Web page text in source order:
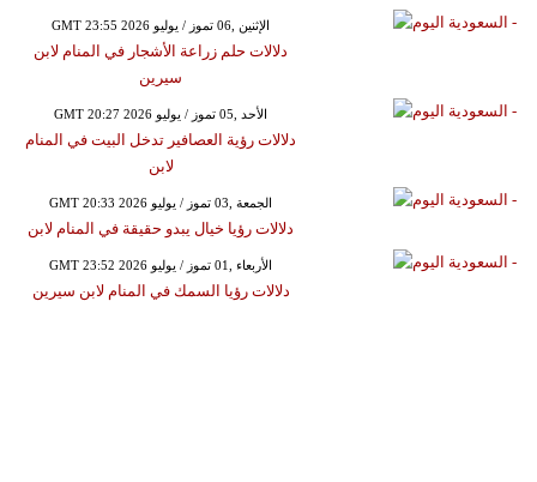
GMT 23:55 2026 الإثنين ,06 تموز / يوليو
دلالات حلم زراعة الأشجار في المنام لابن
سيرين
GMT 20:27 2026 الأحد ,05 تموز / يوليو
دلالات رؤية العصافير تدخل البيت في المنام
لابن
GMT 20:33 2026 الجمعة ,03 تموز / يوليو
دلالات رؤيا خيال يبدو حقيقة في المنام لابن
GMT 23:52 2026 الأربعاء ,01 تموز / يوليو
دلالات رؤيا السمك في المنام لابن سيرين